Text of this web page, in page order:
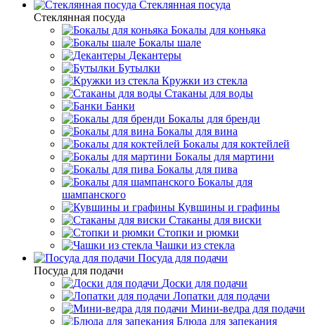
Стеклянная посуда
Стеклянная посуда
Бокалы для коньяка
Бокалы шале
Декантеры
Бутылки
Кружки из стекла
Стаканы для воды
Банки
Бокалы для бренди
Бокалы для вина
Бокалы для коктейлей
Бокалы для мартини
Бокалы для пива
Бокалы для
шампанского
Кувшины и графины
Стаканы для виски
Стопки и рюмки
Чашки из стекла
Посуда для подачи
Посуда для подачи
Доски для подачи
Лопатки для подачи
Мини-ведра для подачи
Блюда для запекания